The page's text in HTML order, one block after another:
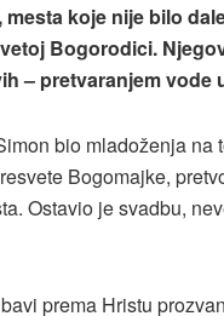
koje nije bilo
Bogorodici.
– pretvaranjem vode
bio mladoženja
Bogomajke,
Ostavio je svadbu,
prema Hristu